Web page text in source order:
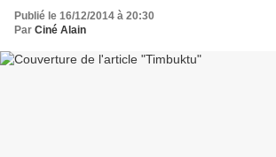
Publié le 16/12/2014 à 20:30
Par Ciné Alain